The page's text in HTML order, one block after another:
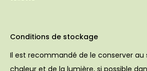
Conditions de stockage
Il est recommandé de le conserver au
chaleur et de la lumière, si possible